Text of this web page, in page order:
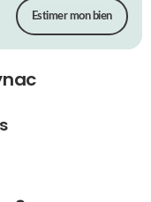
Estimer mon bien